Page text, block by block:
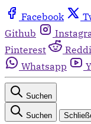
Facebook
Github
Pinterest
Whatsapp
Suchen
Suchen